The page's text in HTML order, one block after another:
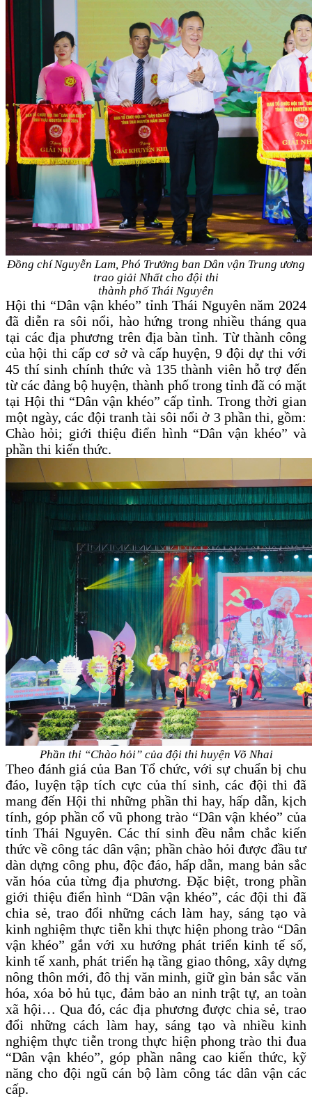
Đồng chíNguyễn Lam, Phó Trưởng ban Dân vận Trung ương
trao giải Nhất cho đội thi
thành phố Thái Nguyên
Hội thi “Dân vận khéo” tỉnh Thái Nguyên năm 2024
đã diễn ra sôi nổi, hào hứng trong nhiều tháng qua
tại các địa phương trên địa bàn tỉnh. Từthành công
củahội thi cấp cơ sở và cấp huyện, 9 đội dự thi với
45 thí sinh chính thức và 135 thành viên hỗ trợ đến
từ các đảng bộ huyện, thành phố trong tỉnh đã có mặt
tại Hội thi “Dân vận khéo” cấp tỉnh.Trong thời gian
một ngày, các đội tranh tài sôi nổi ở 3 phần thi, gồm:
Chào hỏi; giới thiệu điển hình “Dân vận khéo” và
phần thi kiến thức.
Phần thi “Chào hỏi” của đội thi huyện Võ Nhai
Theo đánh giá của Ban Tổ chức, với sự chuẩn bị chu
đáo, luyện tập tích cực của thí sinh, các đội thi đã
mang đến Hội thi những phần thi hay, hấp dẫn, kịch
tính, góp phần cổ vũ phong trào “Dân vận khéo” của
tỉnh Thái Nguyên. Các thí sinh đều nắm chắc kiến
thức về công tác dân vận; phần chào hỏi được đầu tư
dàn dựng công phu, độc đáo, hấp dẫn, mang bản sắc
văn hóa của từng địa phương. Đặc biệt, trong phần
giới thiệu điển hình “Dân vận khéo”, các đội thi đã
chia sẻ, trao đổi những cách làm hay, sáng tạo và
kinh nghiệm thực tiễn khi thực hiện phong trào “Dân
vận khéo” gắn với xu hướng phát triển kinh tế số,
kinh tế xanh, phát triển hạ tầng giao thông, xây dựng
nông thôn mới, đô thị văn minh, giữ gìn bản sắc văn
hóa, xóa bỏ hủ tục, đảm bảo an ninh trật tự, an toàn
xã hội… Qua đó, các địa phương được chia sẻ, trao
đổi những cách làm hay, sáng tạo và nhiều kinh
nghiệm thực tiễn trong thực hiện phong trào thi đua
“Dân vận khéo”, góp phần nâng cao kiến thức, kỹ
năng cho đội ngũ cán bộ làm công tác dân vận các
cấp.